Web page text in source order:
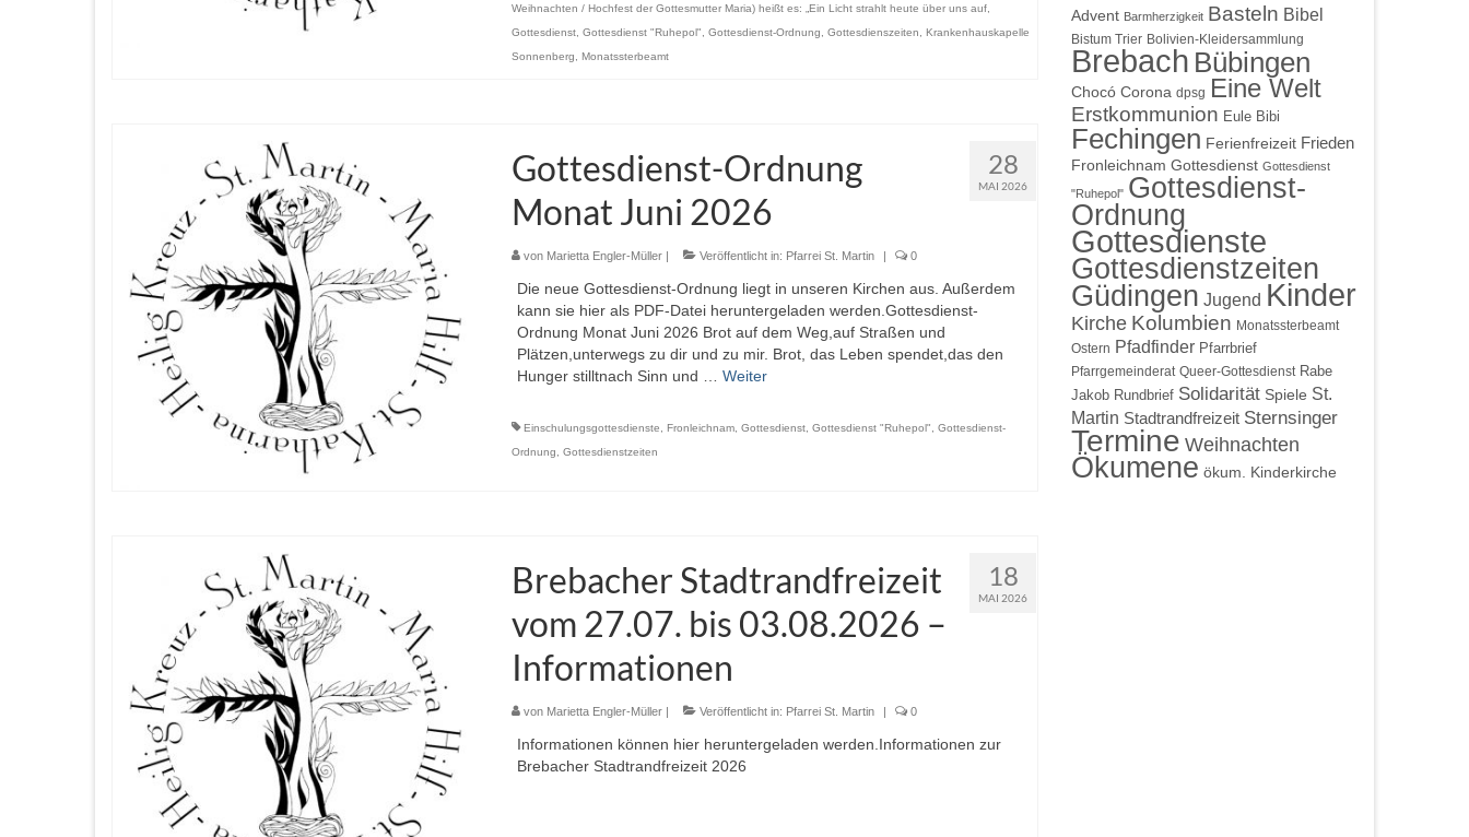
Weihnachten / Hochfest der Gottesmutter Maria) heißt es: „Ein Licht strahlt heute über uns auf,
Gottesdienst, Gottesdienst "Ruhepol", Gottesdienst-Ordnung, Gottesdienszeiten, Krankenhauskapelle
Sonnenberg, Monatssterbeamt
28
MAI 2026
Gottesdienst-Ordnung
Monat Juni 2026
von Marietta Engler-Müller| Veröffentlicht in: Pfarrei St. Martin | 0
Die neue Gottesdienst-Ordnung liegt in unseren Kirchen aus. Außerdem
kann sie hier als PDF-Datei heruntergeladen werden.Gottesdienst-
Ordnung Monat Juni 2026 Brot auf dem Weg,auf Straßen und
Plätzen,unterwegs zu dir und zu mir. Brot, das Leben spendet,das den
Hunger stilltnach Sinn und … Weiter
Einschulungsgottesdienste Fronleichnam, Gottesdienst, Gottesdienst "Ruhepol"
Gottesdienst-
Ordnung
Gottesdienstzeiten
18
MAI 2026
Brebacher Stadtrandfreizeit
vom 27.07. bis 03.08.2026 –
Informationen
von Marietta Engler-Müller| Veröffentlicht in: Pfarrei St. Martin | 0
Informationen können hier heruntergeladen werden.Informationen zur
Brebacher Stadtrandfreizeit 2026
Advent Barmherzigkeit Basteln Bibel
Bistum Trier Bolivien-Kleidersammlung
Brebach Bübingen
Chocó Corona dpsg Eine Welt
Erstkommunion Eule Bibi
Fechingen Ferienfreizeit Frieden
Fronleichnam Gottesdienst Gottesdienst
"Ruhepol" Gottesdienst-
Ordnung
Gottesdienste
Gottesdienstzeiten
Güdingen Jugend Kinder
Kirche Kolumbien Monatssterbeamt
Ostern Pfadfinder Pfarrbrief
Pfarrgemeinderat Queer-Gottesdienst Rabe
Jakob Rundbrief Solidarität Spiele St.
Martin Stadtrandfreizeit Sternsinger
Termine Weihnachten
Ökumene ökum. Kinderkirche